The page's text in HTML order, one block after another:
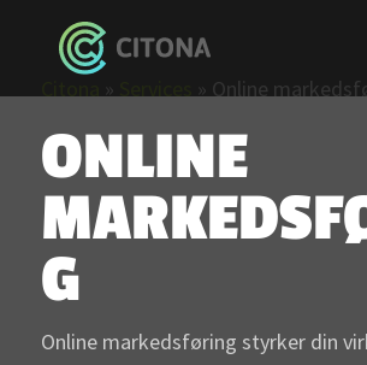
» » Online
ONLINE
G
Online markedsføring styrker din